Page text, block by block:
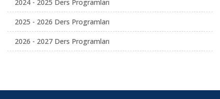
2024 - 2025 Ders Programları
2025 - 2026 Ders Programları
2026 - 2027 Ders Programları